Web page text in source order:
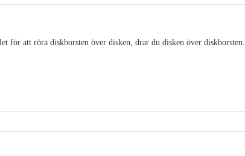
för att röra diskborsten över disken, drar du disken över diskborsten.